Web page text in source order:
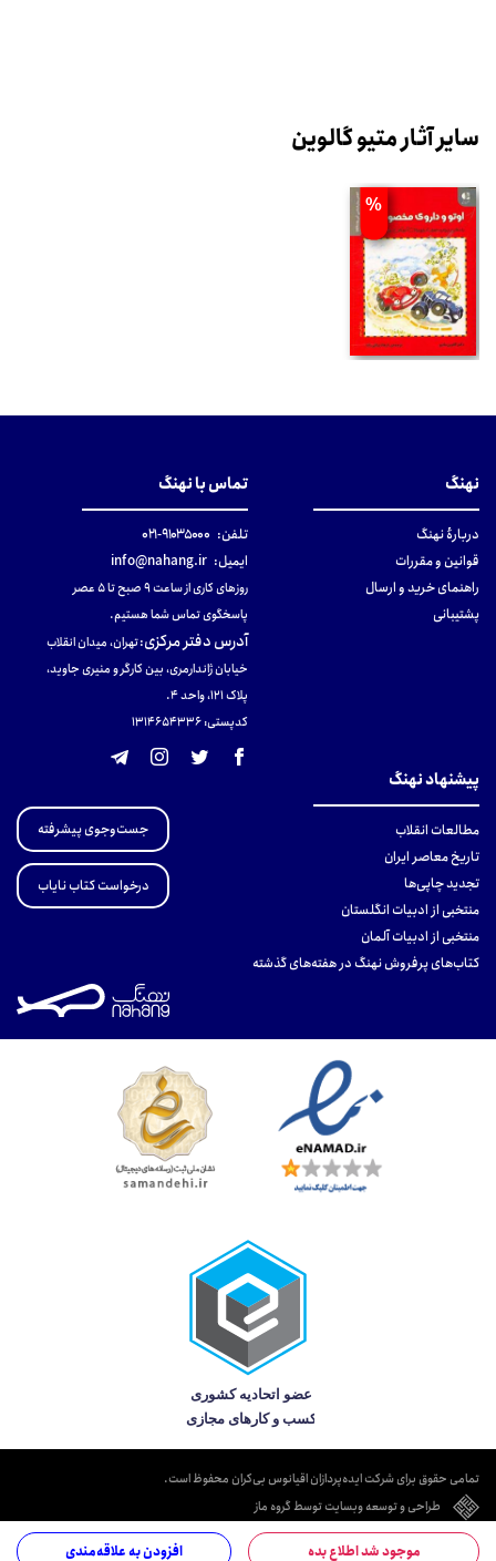
موجود شد اطلاع بده افزودن به علاقه‌مندی
سایر آثار متیو گالوین
%
نهنگ
دربارهٔ نهنگ
قوانین و مقررات
راهنمای خرید و ارسال
پشتیبانی
تماس با نهنگ
تلفن: ۹۱۰۳۵۰۰۰-۰۲۱
ایمیل: info@nahang.ir
روزهای کاری از ساعت ۹ صبح تا ۵ عصر
پاسخگوی تماس شما هستیم.
آدرس دفتر مرکزی:تهران، میدان انقلاب
خیابان ژاندارمری، بین کارگر و منیری جاوید،
پلاک 121، واحد ۴.
کدپستی: 131465433۶
پیشنهاد نهنگ
مطالعات انقلاب
تاریخ معاصر ایران
تجدید چاپی‌ها
منتخبی از ادبیات انگلستان
منتخبی از ادبیات آلمان
کتاب‌های پرفروش نهنگ در هفته‌های گذشته
جست‌وجوی پیشرفته
درخواست کتاب نایاب
تمامی حقوق برای شرکت ایده‌پردازان اقیانوس بی‌کران محفوظ است.
طراحی و توسعه وبسایت توسط گروه ماز